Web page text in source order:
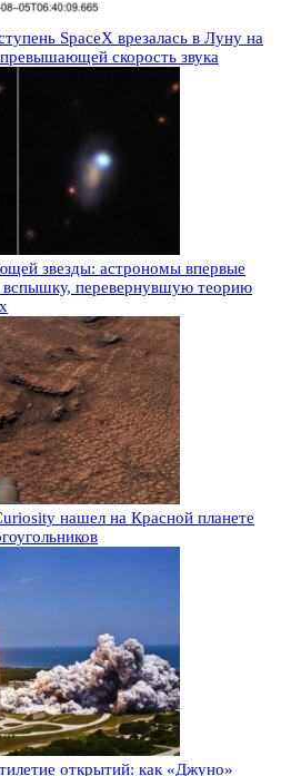
SpaceX врезалась в Луну на
скорость звука
звезды: астрономы впервые
перевернувшую теорию
нашел на Красной планете
открытий: как «Джуно»